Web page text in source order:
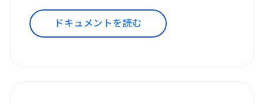
ドキュメントを読む